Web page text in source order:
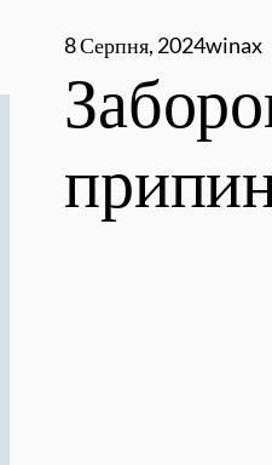
8 Серпня, 2024winax